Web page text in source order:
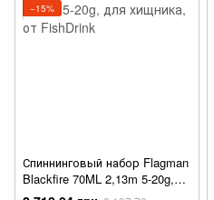
−15%
Спиннинговый набор Flagman
Blackfire 70ML 2,13m 5-20g,
для хищника, от FishDrink